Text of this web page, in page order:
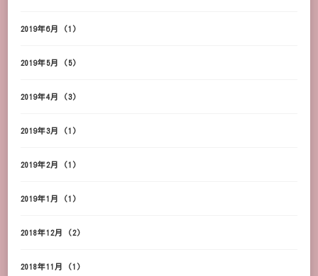
2019年6月 (1)
2019年5月 (5)
2019年4月 (3)
2019年3月 (1)
2019年2月 (1)
2019年1月 (1)
2018年12月 (2)
2018年11月 (1)